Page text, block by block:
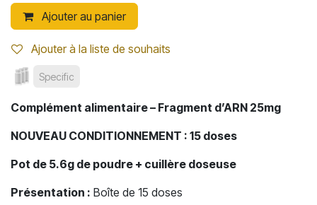
Ajouter au panier
Ajouter à la liste de souhaits
Specific
Complément alimentaire – Fragment d’ARN 25mg
NOUVEAU CONDITIONNEMENT : 15 doses
Pot de 5.6g de poudre + cuillère doseuse
Présentation : Boîte de 15 doses